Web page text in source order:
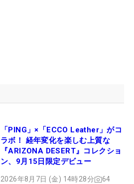
「PING」×「ECCO Leather」がコ
ラボ！ 経年変化を楽しむ上質な
『ARIZONA DESERT』コレクショ
ン、9月15日限定デビュー
2026年8月7日 (金) 14時28分 64